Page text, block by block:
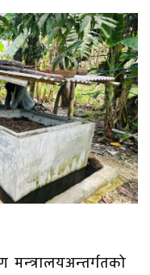
मन्त्रालयअन्तर्गतको